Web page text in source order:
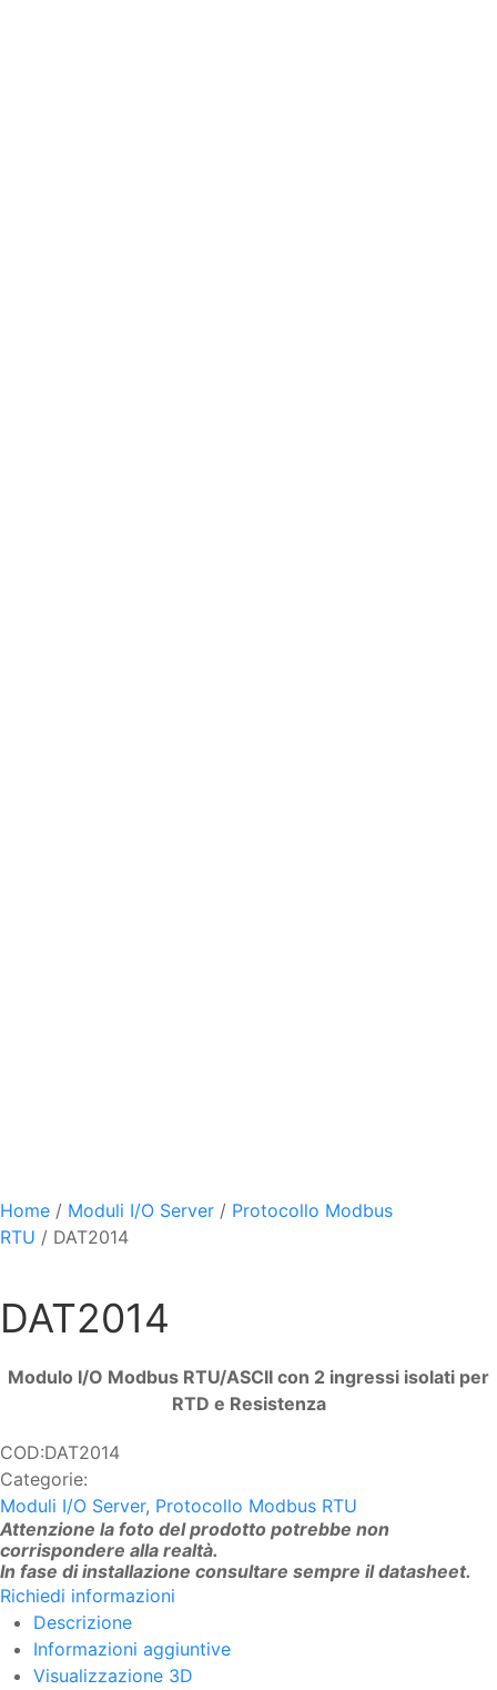
Home / Moduli I/O Server / Protocollo Modbus
RTU / DAT2014
DAT2014
Modulo I/O Modbus RTU/ASCII con 2 ingressi isolati per
RTD e Resistenza
COD:DAT2014
Categorie:
Moduli I/O Server, Protocollo Modbus RTU
Attenzione la foto del prodotto potrebbe non
corrispondere alla realtà.
In fase di installazione consultare sempre il datasheet.
Richiedi informazioni
Descrizione
Informazioni aggiuntive
Visualizzazione 3D